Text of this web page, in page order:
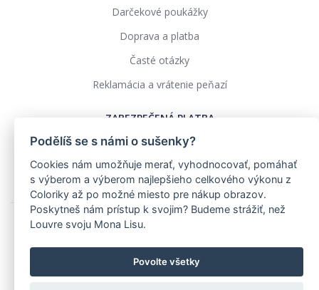
Darčekové poukážky
Doprava a platba
Časté otázky
Reklamácia a vrátenie peňazí
ZABEZPEČENÁ PLATBA
Obchodné podmienky
Realizace: pavelszabo.cz
Podělíš se s námi o sušenky?
Cookies nám umožňuje merať, vyhodnocovať, pomáhať
s výberom a výberom najlepšieho celkového výkonu z
Coloriky až po možné miesto pre nákup obrazov.
Poskytneš nám prístup k svojim? Budeme strážiť, než
Louvre svoju Mona Lisu.
Povolte všetky